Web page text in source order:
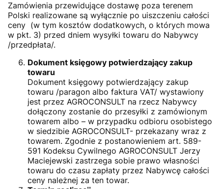
Zamówienia przewidujące dostawę poza terenem
Polski realizowane są wyłącznie po uiszczeniu całości
ceny (w tym kosztów dodatkowych, o których mowa
w pkt. 3) przed dniem wysyłki towaru do Nabywcy
/przedpłata/.
Dokument księgowy potwierdzający zakup
towaru
Dokument księgowy potwierdzający zakup
towaru /paragon albo faktura VAT/ wystawiony
jest przez AGROCONSULT na rzecz Nabywcy
dołączony zostanie do przesyłki z zamówionym
towarem albo – w przypadku odbioru osobistego
w siedzibie AGROCONSULT- przekazany wraz z
towarem. Zgodnie z postanowieniem art. 589-
591 Kodeksu Cywilnego AGROCONSULT Jerzy
Maciejewski zastrzega sobie prawo własności
towaru do czasu zapłaty przez Nabywcę całości
ceny należnej za ten towar.